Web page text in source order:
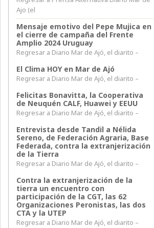
Ajo (el
Mensaje emotivo del Pepe Mujica en
el cierre de campaña del Frente
Amplio 2024 Uruguay
Regresar a Diario Mar de Ajó, el diarito –
El Clima HOY en Mar de Ajó
Regresar a Diario Mar de Ajó, el diarito –
Felicitas Bonavitta, la Cooperativa
de Neuquén CALF, Huawei y EEUU
Regresar a Diario Mar de Ajó, el diarito –
Entrevista desde Tandil a Nélida
Sereno, de Federación Agraria, Base
Federada, contra la extranjerización
de la Tierra
Regresar a Diario Mar de Ajó, el diarito –
Contra la extranjerización de la
tierra un encuentro con
participación de la CGT, las 62
Organizaciones Peronistas, las dos
CTA y la UTEP
Regresar a Diario Mar de Ajó, el diarito –